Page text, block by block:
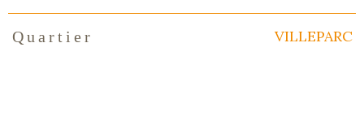
Quartier VILLEPARC